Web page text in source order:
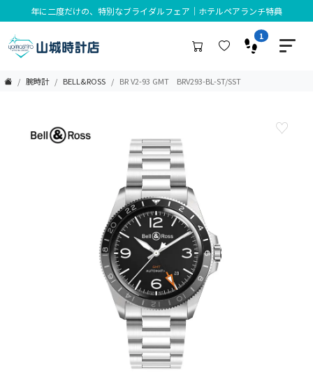
年に二度だけの、特別なブライダルフェア｜ホテルペアランチ特典
1
腕時計 BELL&ROSS BR V2-93 GMT BRV293-BL-ST/SST